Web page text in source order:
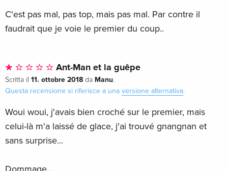
C'est pas mal, pas top, mais pas mal. Par contre il
faudrait que je voie le premier du coup..
Ant-Man et la guêpe
Scritta il 11. ottobre 2018 da Manu.
Questa recensione si riferisce a una versione alternativa.
Woui woui, j'avais bien croché sur le premier, mais
celui-là m'a laissé de glace, j'ai trouvé gnangnan et
sans surprise...
Dommage...